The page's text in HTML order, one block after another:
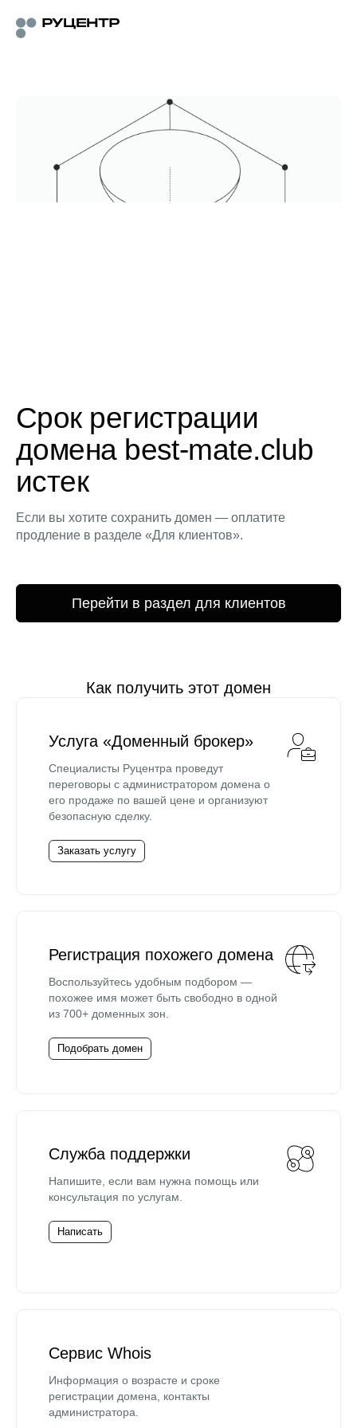
Срок регистрации
домена best-mate.club
истек
Если вы хотите сохранить домен — оплатите
продление в разделе «Для клиентов».
Перейти в раздел для клиентов
Как получить этот домен
Услуга «Доменный брокер»
Специалисты Руцентра проведут
переговоры с администратором домена о
его продаже по вашей цене и организуют
безопасную сделку.
Заказать услугу
Регистрация похожего домена
Воспользуйтесь удобным подбором —
похожее имя может быть свободно в одной
из 700+ доменных зон.
Подобрать домен
Служба поддержки
Напишите, если вам нужна помощь или
консультация по услугам.
Написать
Сервис Whois
Информация о возрасте и сроке
регистрации домена, контакты
администратора.